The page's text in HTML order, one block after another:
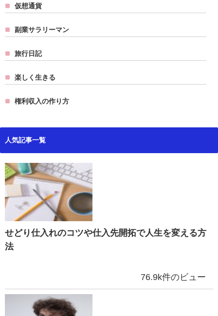
仮想通貨
副業サラリーマン
旅行日記
楽しく生きる
権利収入の作り方
人気記事一覧
せどり仕入れのコツや仕入先開拓で人生を変える方
法
76.9k件のビュー